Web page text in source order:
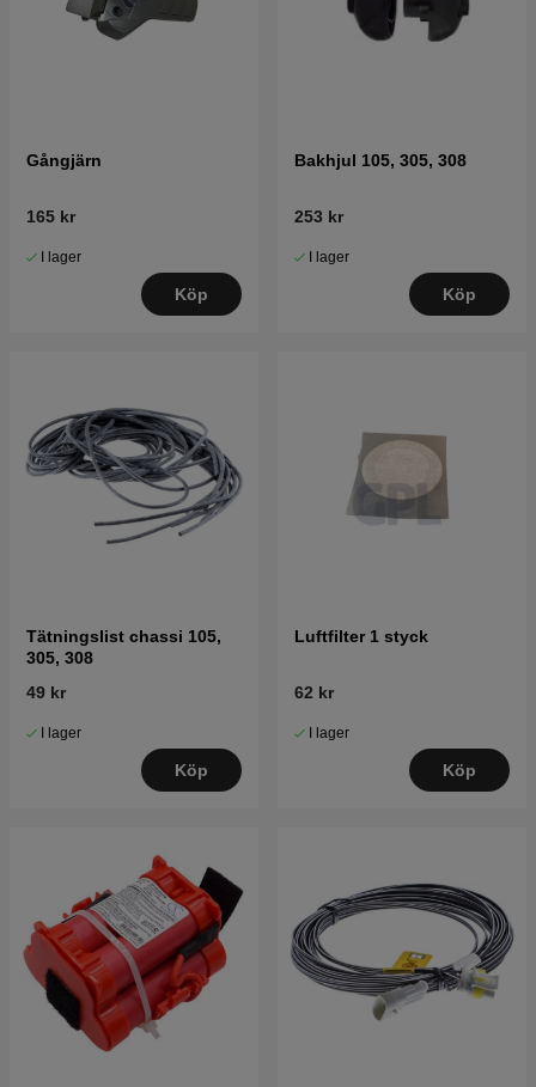
Gångjärn
165 kr
I lager
Köp
Bakhjul 105, 305, 308
253 kr
I lager
Köp
Tätningslist chassi 105,
305, 308
49 kr
I lager
Köp
Luftfilter 1 styck
62 kr
I lager
Köp